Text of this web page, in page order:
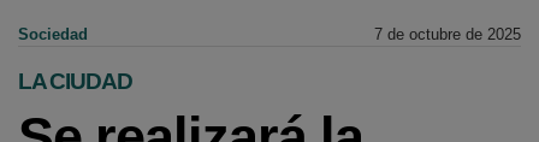
Sociedad 7 de octubre de 2025
LA CIUDAD